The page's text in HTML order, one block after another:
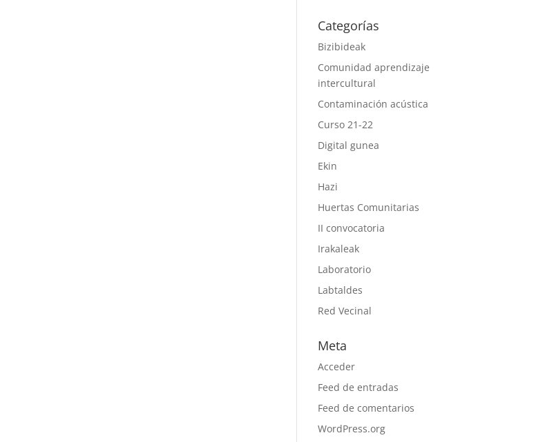
Categorías
Bizibideak
Comunidad aprendizaje
intercultural
Contaminación acústica
Curso 21-22
Digital gunea
Ekin
Hazi
Huertas Comunitarias
II convocatoria
Irakaleak
Laboratorio
Labtaldes
Red Vecinal
Meta
Acceder
Feed de entradas
Feed de comentarios
WordPress.org